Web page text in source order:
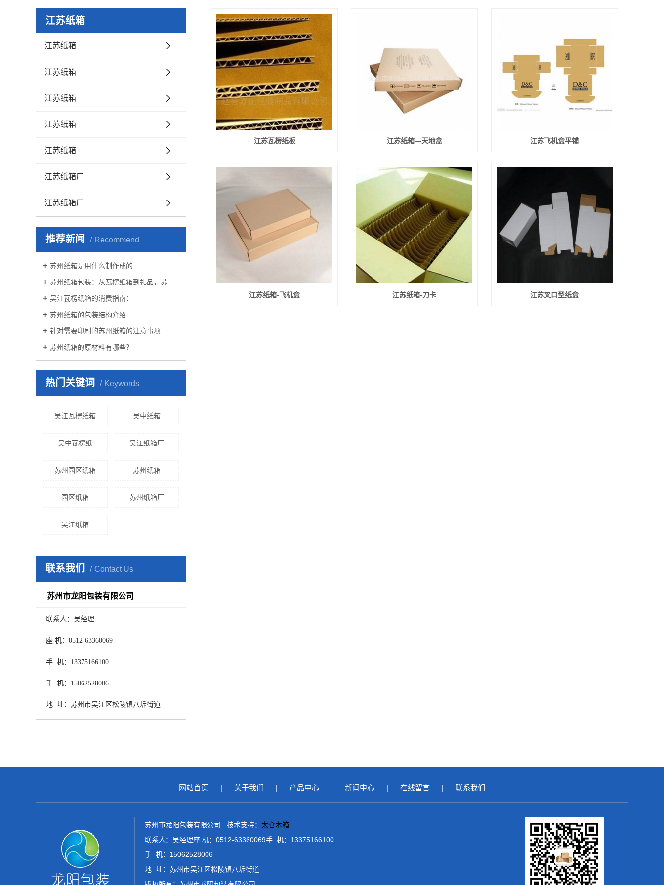
江苏纸箱
江苏纸箱
江苏纸箱
江苏纸箱
江苏纸箱
江苏纸箱
江苏纸箱厂
江苏纸箱厂
推荐新闻 Recommend
苏州纸箱是用什么制作成的
苏州纸箱包装：从瓦楞纸箱到礼品，苏州纸箱的多样化应用与分类解析
吴江瓦楞纸箱的消费指南：
苏州纸箱的包装结构介绍
针对需要印刷的苏州纸箱的注意事项
苏州纸箱的原材料有哪些？
热门关键词 Keywords
吴江瓦楞纸箱 吴中纸箱
吴中瓦楞纸 吴江纸箱厂
苏州园区纸箱 苏州纸箱
园区纸箱 苏州纸箱厂
吴江纸箱
联系我们 Contact Us
苏州市龙阳包装有限公司
联系人：吴经理
座 机：0512-63360069
手 机：13375166100
手 机：15062528006
地 址：苏州市吴江区松陵镇八坼街道
江苏瓦楞纸板 江苏纸箱—天地盒 江苏飞机盒平铺
江苏纸箱-飞机盒 江苏纸箱-刀卡 江苏叉口型纸盒
网站首页 | 关于我们 | 产品中心 | 新闻中心 | 在线留言 | 联系我们
苏州市龙阳包装有限公司 技术支持： 太仓木箱
联系人：吴经理座 机：0512-63360069手 机：13375166100
手 机：15062528006
地 址：苏州市吴江区松陵镇八坼街道